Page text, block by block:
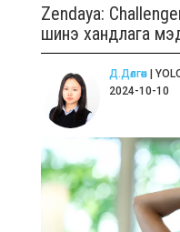
Zendaya:
шинэ хандлага
Д.Дөлгөөн|
2024-10-10